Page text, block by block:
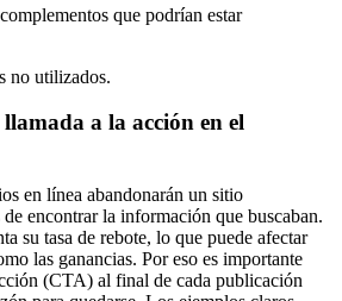
que podrían estar
no utilizados.
a la acción en el
en línea abandonarán un sitio
encontrar la información que buscaban.
su tasa de rebote, lo que puede afectar
las ganancias. Por eso es importante
(CTA) al final de cada publicación